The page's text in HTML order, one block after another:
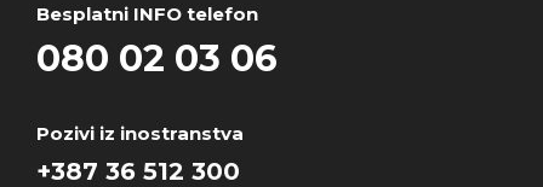
Besplatni INFO telefon
080 02 03 06
Pozivi iz inostranstva
+387 36 512 300